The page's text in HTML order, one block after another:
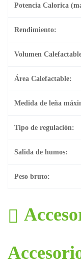
Potencia Calorica
Rendimiento:
Volumen
Área Calefactable:
Medida de leña
Tipo de regulación:
Salida de humos:
Peso bruto: